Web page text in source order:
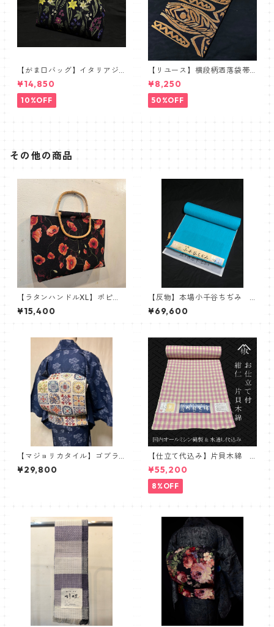
【がま口バッグ】イタリアジ
ャガードボタニカル【ワイド
サイズ】
¥14,850
10%OFF
【リユース】横段柄洒落袋帯
【本袋織】
¥8,250
50%OFF
その他の商品
【ラタンハンドルXL】ポピー
ゴブラン
¥15,400
【反物】本場小千谷ちぢみ
杉山織物 小千谷縮 ターコ
イズ 水色
¥69,600
【マジョリカタイル】ゴブラ
ン織八寸名古屋帯 名古屋
帯 タイル柄 マジョリカ
¥29,800
【仕立て代込み】片貝木綿
紺仁 細かいチェック 生成
り ピンク
¥55,200
8%OFF